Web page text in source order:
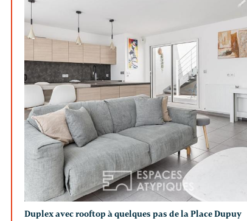
Duplex avec rooftop à quelques pas de la Place Dupuy